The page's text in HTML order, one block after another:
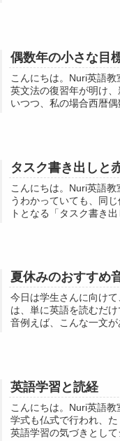
偶数年の小さな目
こんにちは。Nuri英語
英文法の復習年が明け
いつつ、私の場合西暦
タスク書き出しと
こんにちは。Nuri英語
うわかっていても、同
トとなる「タスク書き
夏休みのおすすめ
今日は学生さんに向け
は、単に英語を読むだ
音例えば、こんな一文
英語学習と読経
こんにちは。Nuri英語
学式も仏式で行われ、
英語学習の気づきとし